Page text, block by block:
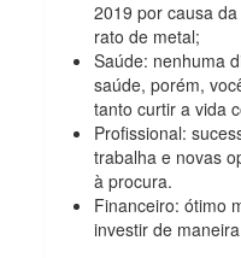
2019 por causa
rato de metal;
Saúde: nenhuma
saúde, porém,
tanto curtir a vida
Profissional:
trabalha e novas
à procura.
Financeiro: ótimo
investir de